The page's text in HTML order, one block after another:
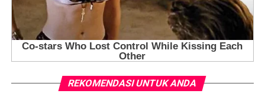
REKOMENDASI UNTUK ANDA